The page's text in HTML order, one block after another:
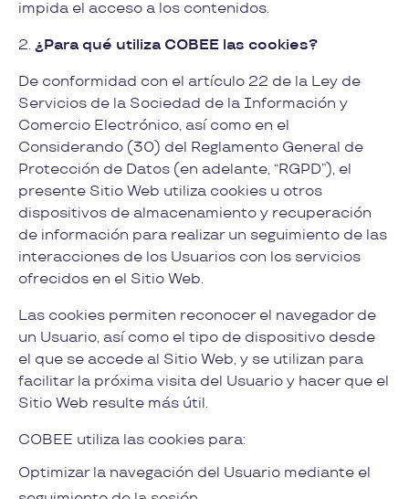
impida el acceso a los contenidos.
2. ¿Para qué utiliza COBEE las cookies?
De conformidad con el artículo 22 de la Ley de
Servicios de la Sociedad de la Información y
Comercio Electrónico, así como en el
Considerando (30) del Reglamento General de
Protección de Datos (en adelante, “RGPD”), el
presente Sitio Web utiliza cookies u otros
dispositivos de almacenamiento y recuperación
de información para realizar un seguimiento de las
interacciones de los Usuarios con los servicios
ofrecidos en el Sitio Web.
Las cookies permiten reconocer el navegador de
un Usuario, así como el tipo de dispositivo desde
el que se accede al Sitio Web, y se utilizan para
facilitar la próxima visita del Usuario y hacer que el
Sitio Web resulte más útil.
COBEE utiliza las cookies para:
Optimizar la navegación del Usuario mediante el